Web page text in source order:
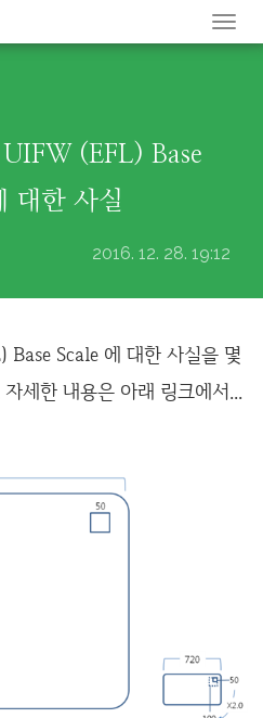
(EFL) Base
대한 사실
2016. 12. 28. 19:12
Scale 에 대한 사실을 몇
세한 내용은 아래 링크에서...